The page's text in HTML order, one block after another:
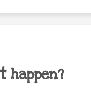
happen?